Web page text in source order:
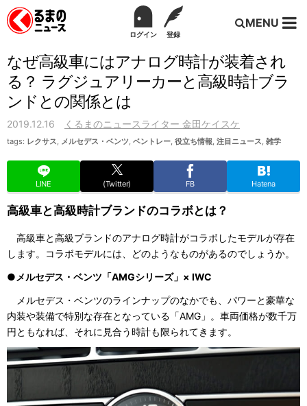
ログイン 登録
MENU
なぜ高級車にはアナログ時計が装着され
る？ ラグジュアリーカーと高級時計ブラ
ンドとの関係とは
2019.12.16 くるまのニュースライター 金田ケイスケ
tags: レクサス, メルセデス・ベンツ, ベントレー, 役立ち情報, 注目ニュース, 雑学
LINE (Twitter) FB Hatena
高級車と高級時計ブランドのコラボとは？
高級車と高級ブランドのアナログ時計がコラボしたモデルが存在
します。コラボモデルには、どのようなものがあるのでしょうか。
●メルセデス・ベンツ「AMGシリーズ」× IWC
メルセデス・ベンツのラインナップのなかでも、パワーと豪華な
内装や装備で特別な存在となっている「AMG」。車両価格が数千万
円ともなれば、それに見合う時計も限られてきます。